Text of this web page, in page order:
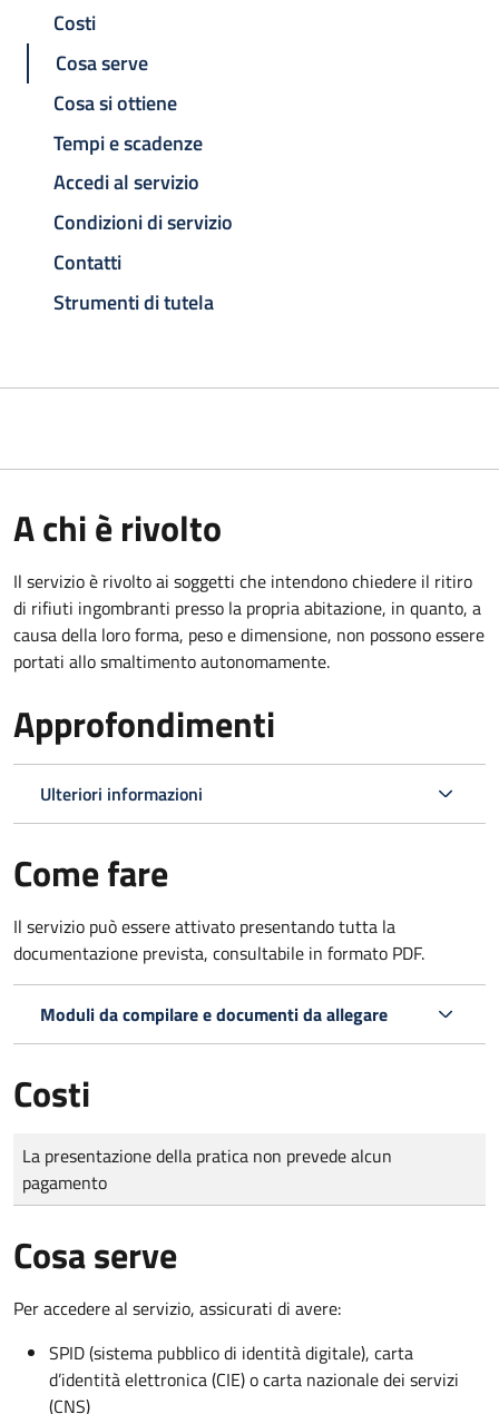
Costi
Cosa serve
Cosa si ottiene
Tempi e scadenze
Accedi al servizio
Condizioni di servizio
Contatti
Strumenti di tutela
A chi è rivolto
Il servizio è rivolto ai soggetti che intendono chiedere il ritiro
di rifiuti ingombranti presso la propria abitazione, in quanto, a
causa della loro forma, peso e dimensione, non possono essere
portati allo smaltimento autonomamente.
Approfondimenti
Ulteriori informazioni
Come fare
Il servizio può essere attivato presentando tutta la
documentazione prevista, consultabile in formato PDF.
Moduli da compilare e documenti da allegare
Costi
Tipo di pagamento
Importo
La presentazione della pratica non prevede alcun
pagamento
Cosa serve
Per accedere al servizio, assicurati di avere:
SPID (sistema pubblico di identità digitale), carta
d’identità elettronica (CIE) o carta nazionale dei servizi
(CNS)